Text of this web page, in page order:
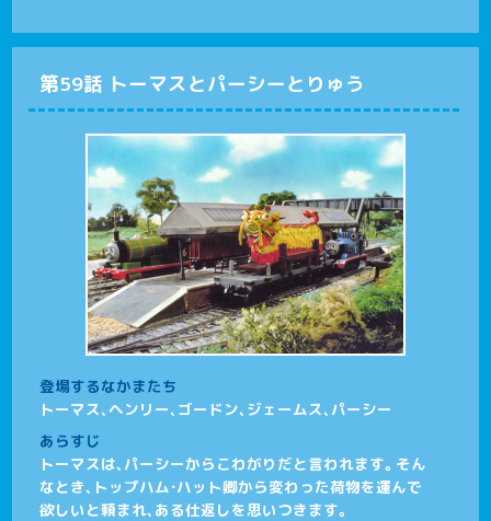
第59話 トーマスとパーシーとりゅう
登場するなかまたち
トーマス、ヘンリー、ゴードン、ジェームス、パーシー
あらすじ
トーマスは、パーシーからこわがりだと言われます。そん
なとき、トップハム・ハット卿から変わった荷物を運んで
欲しいと頼まれ、ある仕返しを思いつきます。